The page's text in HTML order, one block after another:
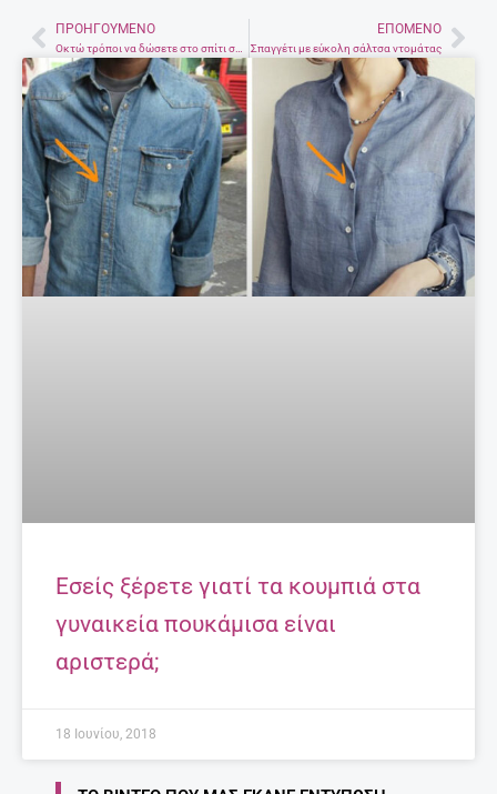
PrevΠΡΟΗΓΟΎΜΕΝΟ ΕΠΌΜΕΝΟ
Σπαγγέτι με εύκολη σάλτσα ντομάτας
Εσείς ξέρετε γιατί τα κουμπιά στα
γυναικεία πουκάμισα είναι
αριστερά;
18 Ιουνίου, 2018